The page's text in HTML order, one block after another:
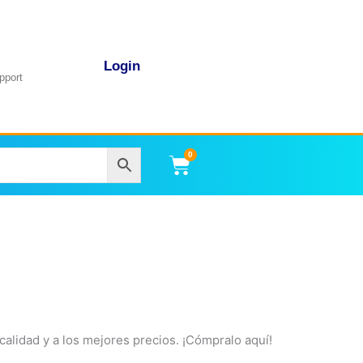
Login
0
Carrito
y a los mejores precios. ¡Cómpralo aquí!